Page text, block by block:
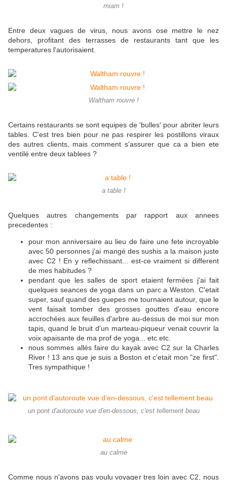
miam !
Entre deux vagues de virus, nous avons ose mettre le nez
dehors, profitant des terrasses de restaurants tant que les
temperatures l'autorisaient.
Waltham rouvre !
Certains restaurants se sont equipes de 'bulles' pour abriter leurs
tables. C'est tres bien pour ne pas respirer les postillons viraux
des autres clients, mais comment s'assurer que ca a bien ete
ventilé entre deux tablees ?
a table !
Quelques autres changements par rapport aux annees
precedentes :
pour mon anniversaire au lieu de faire une fete incroyable
avec 50 personnes j'ai mangé des sushis a la maison juste
avec C2 ! En y reflechissant... est-ce vraiment si different
de mes habitudes ?
pendant que les salles de sport etaient fermées j'ai fait
quelques seances de yoga dans un parc a Weston. C'etait
super, sauf quand des guepes me tournaient autour, que le
vent faisait tomber des grosses gouttes d'eau encore
accrochées aux feuilles d'arbre au-dessus de moi sur mon
tapis, quand le bruit d'un marteau-piqueur venait couvrir la
voix apaisante de ma prof de yoga... etc etc.
nous sommes allés faire du kayak avec C2 sur la Charles
River ! 13 ans que je suis a Boston et c'etait mon "ze first".
Tres sympathique !
un pont d'autoroute vue d'en-dessous, c'est tellement beau
au calme
Comme nous n'avons pas voulu voyager tres loin avec C2, nous